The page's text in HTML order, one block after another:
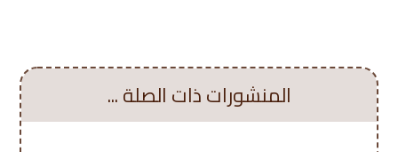
المنشورات ذات الصلة ...